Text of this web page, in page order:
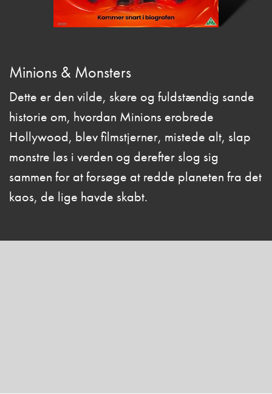
Minions & Monsters
Dette er den vilde, skøre og fuldstændig sande
historie om, hvordan Minions erobrede
Hollywood, blev filmstjerner, mistede alt, slap
monstre løs i verden og derefter slog sig
sammen for at forsøge at redde planeten fra det
kaos, de lige havde skabt.